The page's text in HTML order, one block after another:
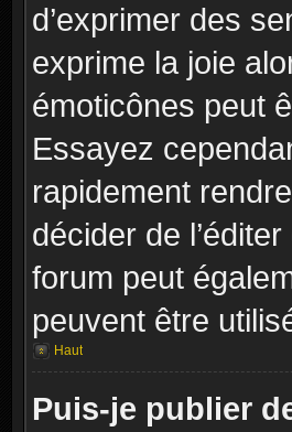
d’exprimer des
exprime la joie
émoticônes peut
Essayez
rapidement
décider de
forum peut
peuvent être
Haut
Puis-je publier